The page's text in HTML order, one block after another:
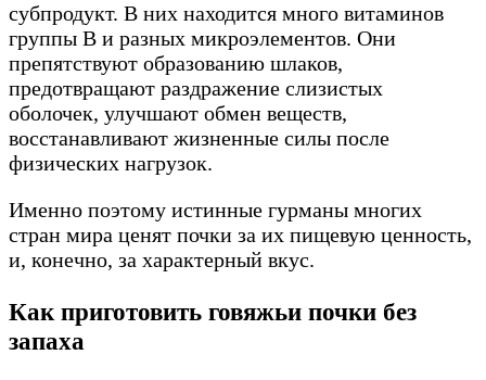
субпродукт. В них находится много витаминов
группы В и разных микроэлементов. Они
препятствуют образованию шлаков,
предотвращают раздражение слизистых
оболочек, улучшают обмен веществ,
восстанавливают жизненные силы после
физических нагрузок.
Именно поэтому истинные гурманы многих
стран мира ценят почки за их пищевую ценность,
и, конечно, за характерный вкус.
Как приготовить говяжьи почки без
запаха